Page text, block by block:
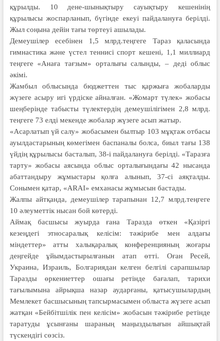
құрылды. 10 дене-шынықтыру сауықтыру кешенінің
құрылысы жоспарланып, бүгінде екеуі пайдалануға берілді.
Жыл соңына дейін тағы төртеуі ашылады.
Демеушілер есебінен 1,5 млрд.теңгеге Тараз қаласында
гимнастика және үстел теннисі спорт кешені, 1,1 миллиард
теңгеге «Анаға тағзым» орталығы салынды, – деді облыс
әкімі.
Жамбыл облысында бюджеттен тыс қаржыға жобаларды
жүзеге асыру игі үрдіске айналған. «Жомарт түлек» жобасы
шеңберінде табысты түлектердің демеушілігімен 2,8 млрд.
теңгеге 73 елді мекенде жобалар жүзеге асып жатыр.
«Асарлатып үй салу» жобасымен былтыр 103 мұқтаж отбасы
ауылдас­тарының көмегімен баспаналы болса, биыл тағы 138
үйдің құрылысы бас­та­лып, 38-і пайдалануға берілді. «Таразға
тарту» жобасы аясында об­лыс орталығындағы 42 нысанда
абаттандыру жұмыстары қолға алынып, 37-сі аяқталды.
Сонымен қатар, «ARAI» емханасы жұмысын бастады.
Жалпы айтқанда, демеушілер тарапынан 12,7 млрд.теңгеге
10 әлеуметтік нысан бой көтерді.
Аймақ басшысы жуырда ғана Таразда өткен «Қазіргі
кезеңдегі этносаралық келісім: тәжірибе мен алдағы
міндеттер» атты халықаралық конференцияның жоғары
деңгейде ұйымдастырылғанын атап өтті. Оған Ресей,
Украина, Израиль, Болгариядан келген белгілі сарапшылар
Таразды өркениеттер ошағы ретінде бағалап, тарихи
тағылымына айрықша назар аударғаны, қатысушылардың
Мемлекет басшысының тапсырмасымен облыста жүзеге асып
жатқан «Бейбітшілік пен келісім» жобасын тәжірибе ретінде
таратуды ұсынғаны шараның маңыздылығын айшықтай
түскендігі сөзсіз.